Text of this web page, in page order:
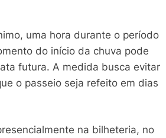
uma hora durante o período
do início da chuva pode
futura. A medida busca evitar
o passeio seja refeito em dias
na bilheteria, no